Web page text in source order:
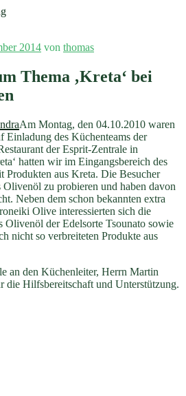
2014 von thomas
Thema ‚Kreta‘ bei
Am Montag, den 04.10.2010 waren
Einladung des Küchenteams der
der Esprit-Zentrale in
hatten wir im Eingangsbereich des
Produkten aus Kreta. Die Besucher
zu probieren und haben davon
Neben dem schon bekannten extra
Olive interessierten sich die
Olivenöl der Edelsorte Tsounato sowie
nicht so verbreiteten Produkte aus
an den Küchenleiter, Herrn Martin
die Hilfsbereitschaft und Unterstützung.